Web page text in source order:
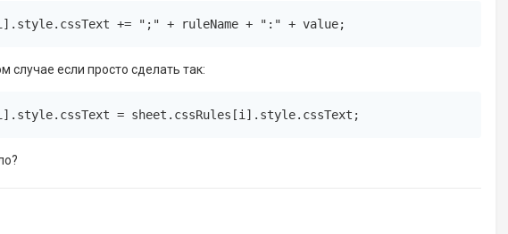
+= ";" + ruleName + ":" + value;
случае если просто сделать так:
= sheet.cssRules[i].style.cssText;